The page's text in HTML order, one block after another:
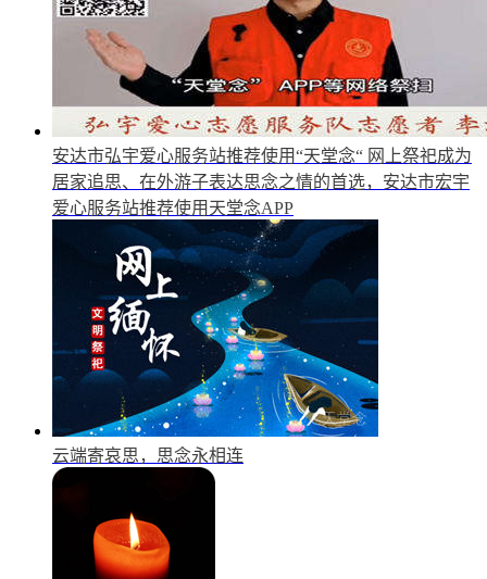
安达市弘宇爱心服务站推荐使用“天堂念“ 网上祭祀成为
居家追思、在外游子表达思念之情的首选，安达市宏宇
爱心服务站推荐使用天堂念APP
云端寄哀思，思念永相连